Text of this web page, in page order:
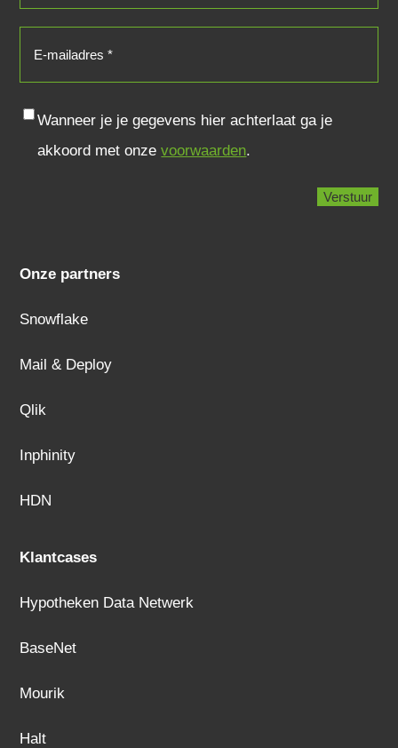
Consent
Wanneer je je gegevens hier achterlaat ga je
akkoord met onzevoorwaarden.
Onze partners
Snowflake
Mail & Deploy
Qlik
Inphinity
HDN
Klantcases
Hypotheken Data Netwerk
BaseNet
Mourik
Halt